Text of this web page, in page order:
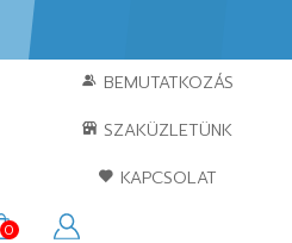
BEMUTATKOZÁS
SZAKÜZLETÜNK
KAPCSOLAT
0